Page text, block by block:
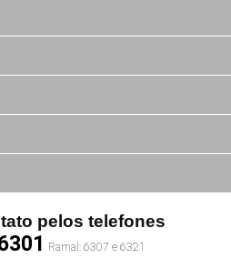
pelos telefones